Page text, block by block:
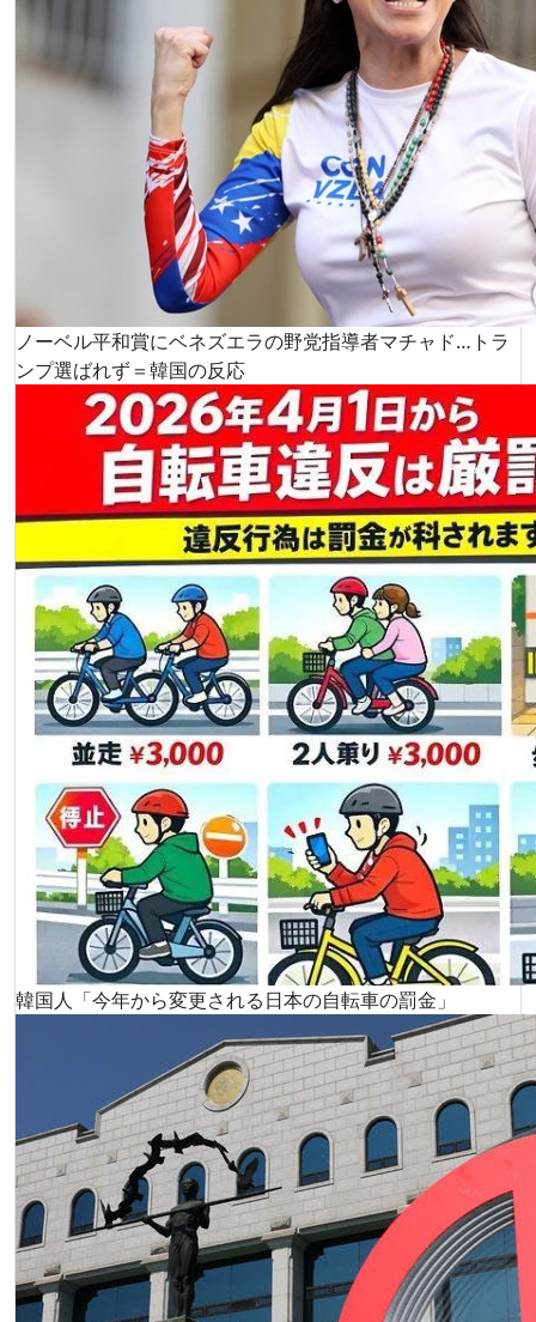
ノーベル平和賞にベネズエラの野党指導者マチャド…トラ
ンプ選ばれず＝韓国の反応
韓国人「今年から変更される日本の自転車の罰金」